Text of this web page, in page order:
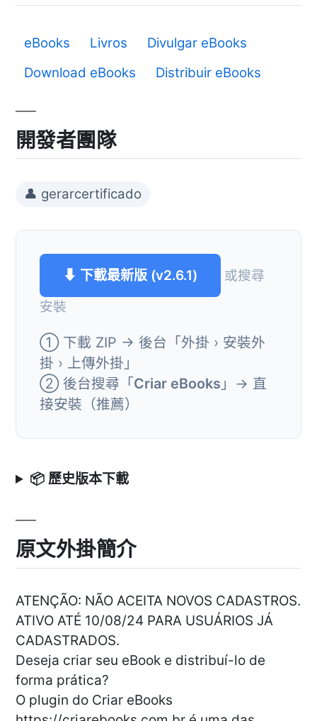
eBooks Livros
Divulgar eBooks
Download eBooks
Distribuir eBooks
開發者團隊
👤 gerarcertificado
⬇ 下載最新版 (v2.6.1)
或搜尋
安裝
① 下載 ZIP → 後台「外掛 › 安裝外
掛 › 上傳外掛」
② 後台搜尋「Criar eBooks 」→ 直
接安裝（推薦）
📦 歷史版本下載
原文外掛簡介
ATENÇÃO: NÃO ACEITA NOVOS CADASTROS.
ATIVO ATÉ 10/08/24 PARA USUÁRIOS JÁ
CADASTRADOS.
Deseja criar seu eBook e distribuí-lo de
forma prática?
O plugin do Criar eBooks